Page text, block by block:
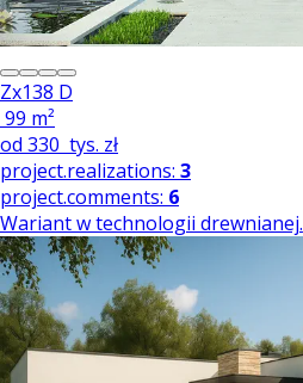
Zx138 D
99 m²
od 330 tys. zł
project.realizations: 3
project.comments: 6
Wariant w technologii drewnianej.